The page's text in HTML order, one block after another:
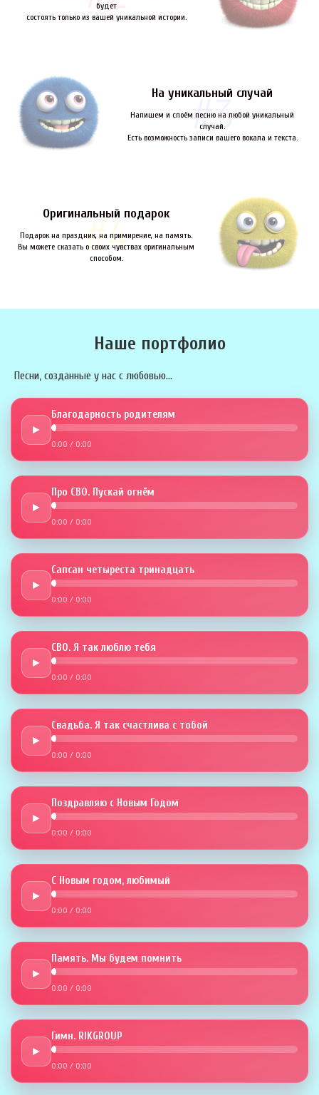
будет
состоять только из вашей уникальной истории.
На уникальный случай
Напишем и споём песню на любой уникальный
случай.
Есть возможность записи вашего вокала и текста.
Оригинальный подарок
Подарок на праздник, на примирение, на память.
Вы можете сказать о своих чувствах оригинальным
способом.
Наше портфолио
Песни, созданные у нас с любовью...
►
Благодарность родителям
0:00 / 0:00
►
Про СВО. Пускай огнём
0:00 / 0:00
►
Сапсан четыреста тринадцать
0:00 / 0:00
►
СВО. Я так люблю тебя
0:00 / 0:00
►
Свадьба. Я так счастлива с тобой
0:00 / 0:00
►
Поздравляю с Новым Годом
0:00 / 0:00
►
С Новым годом, любимый
0:00 / 0:00
►
Память. Мы будем помнить
0:00 / 0:00
►
Гимн. RIKGROUP
0:00 / 0:00